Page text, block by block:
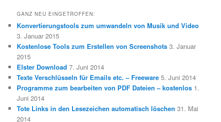
GANZ NEU EINGETROFFEN:
Konvertierungstools zum umwandeln von Musik und Video
3. Januar 2015
Kostenlose Tools zum Erstellen von Screenshots 3. Januar
2015
Elster Download 7. Juni 2014
Texte Verschlüsseln für Emails etc. – Freeware 5. Juni 2014
Programme zum bearbeiten von PDF Dateien – kostenlos 1.
Juni 2014
Tote Links in den Lesezeichen automatisch löschen 31. Mai
2014